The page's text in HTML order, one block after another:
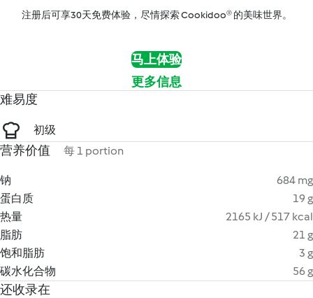
注册后可享30天免费体验，尽情探索 Cookidoo® 的美味世界。
马上体验
更多信息
难易度
初级
营养价值 每 1 portion
钠
684 mg
蛋白质
19 g
热量
2165 kJ / 517 kcal
脂肪
21 g
饱和脂肪
3 g
碳水化合物
56 g
还收录在